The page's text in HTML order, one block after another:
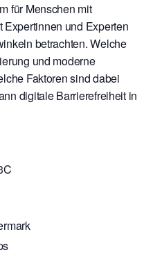
für Menschen mit
und Experten
betrachten. Welche
und moderne
Faktoren sind dabei
digitale Barrierefreiheit in